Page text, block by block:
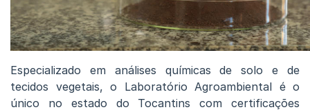
Especializado em análises químicas de solo e de
tecidos vegetais, o Laboratório Agroambiental é o
único no estado do Tocantins com certificações